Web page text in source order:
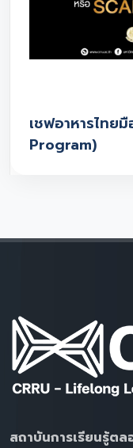
เชฟอาหารไทย
Program)
สถาบันการเรียนรู้ต